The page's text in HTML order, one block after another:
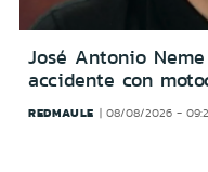
José Antonio
accidente con
REDMAULE 08/08/2026 -